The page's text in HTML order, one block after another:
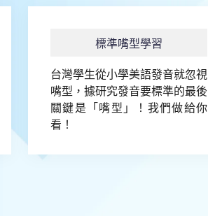
標準嘴型學習
台灣學生從小學美語發音就忽視
嘴型，據研究發音要標準的最後
關鍵是「嘴型」！我們做給你
看！